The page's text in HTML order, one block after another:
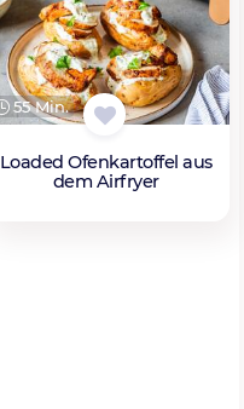
55 Min.
Loaded Ofenkartoffel aus
dem Airfryer